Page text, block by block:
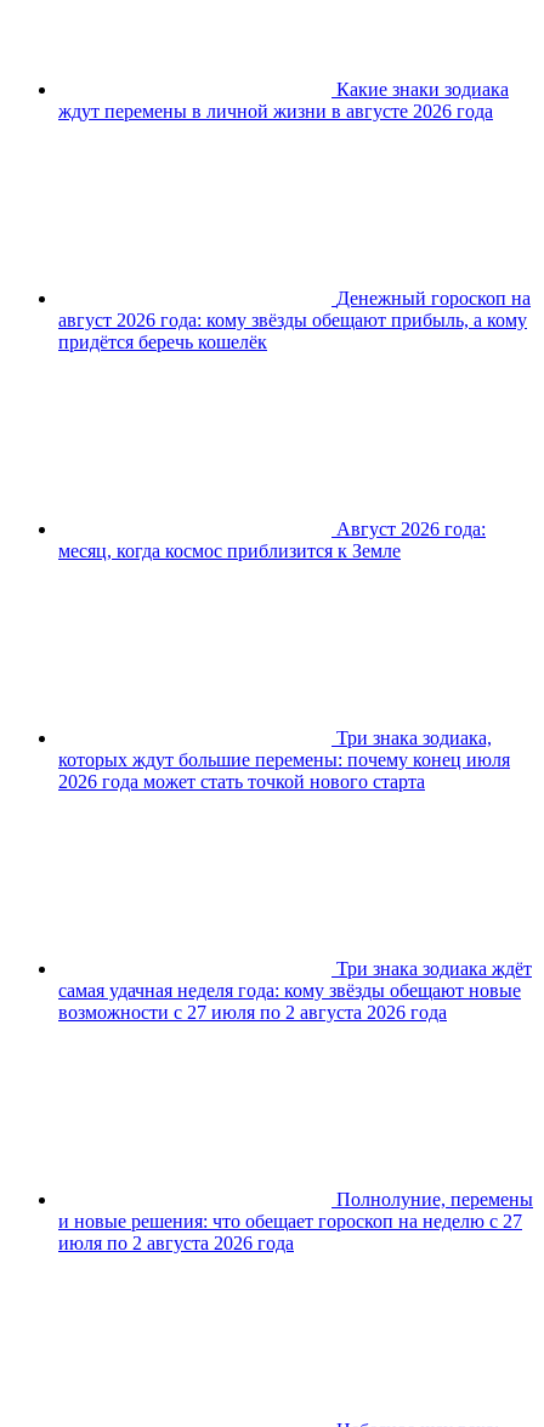
Какие знаки зодиака
ждут перемены в личной жизни в августе 2026 года
Денежный гороскоп на
август 2026 года: кому звёзды обещают прибыль, а кому
придётся беречь кошелёк
Август 2026 года:
месяц, когда космос приблизится к Земле
Три знака зодиака,
которых ждут большие перемены: почему конец июля
2026 года может стать точкой нового старта
Три знака зодиака ждёт
самая удачная неделя года: кому звёзды обещают новые
возможности с 27 июля по 2 августа 2026 года
Полнолуние, перемены
и новые решения: что обещает гороскоп на неделю с 27
июля по 2 августа 2026 года